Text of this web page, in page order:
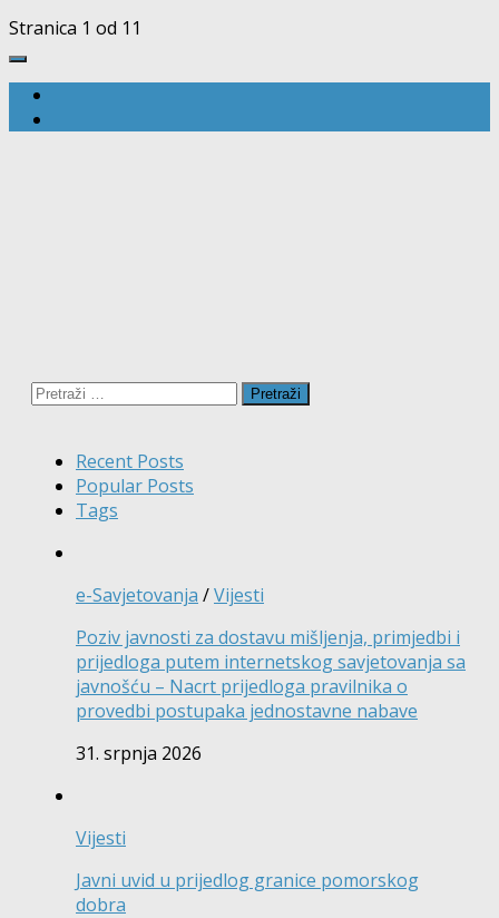
Stranica 1 od 1 1
Pretraži:
Recent Posts
Popular Posts
Tags
e-Savjetovanja /Vijesti
Poziv javnosti za dostavu mišljenja, primjedbi i
prijedloga putem internetskog savjetovanja sa
javnošću – Nacrt prijedloga pravilnika o
provedbi postupaka jednostavne nabave
31. srpnja 2026
Vijesti
Javni uvid u prijedlog granice pomorskog
dobra